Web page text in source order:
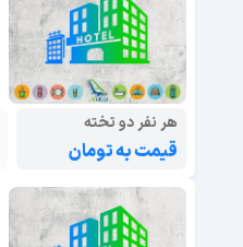
هر نفر دو تخته
قیمت به تومان